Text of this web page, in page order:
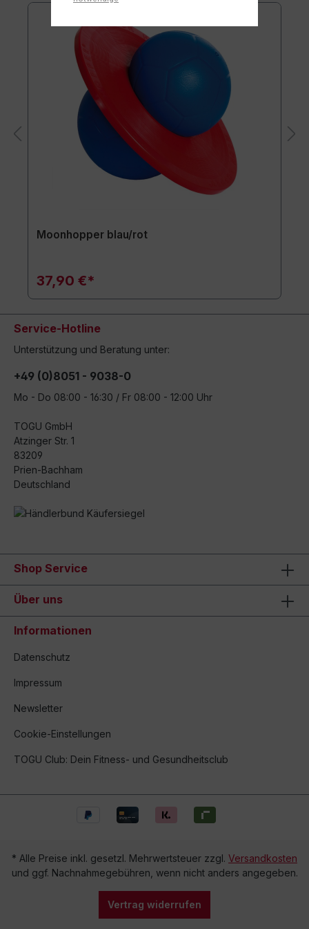
Moonhopper blau/rot
37,90 €*
Service-Hotline
Unterstützung und Beratung unter:
+49 (0)8051 - 9038-0
Mo - Do 08:00 - 16:30 / Fr 08:00 - 12:00 Uhr
TOGU GmbH
Atzinger Str. 1
83209
Prien-Bachham
Deutschland
Shop Service
Über uns
Informationen
Datenschutz
Impressum
Newsletter
Cookie-Einstellungen
TOGU Club: Dein Fitness- und Gesundheitsclub
* Alle Preise inkl. gesetzl. Mehrwertsteuer zzgl. Versandkosten
und ggf. Nachnahmegebühren, wenn nicht anders angegeben.
Vertrag widerrufen